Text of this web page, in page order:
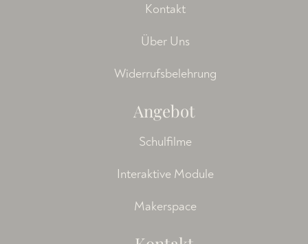
Kontakt
Über Uns
Widerrufsbelehrung
Angebot
Schulfilme
Interaktive Module
Makerspace